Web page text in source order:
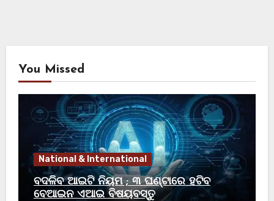
You Missed
National & International
ବଦଳିବ ଆଇଟି ନିୟମ ; ୩ ଘଣ୍ଟାରେ ହଟିବ
ବେଆଇନ ଏଆଇ ବିଷୟବସ୍ତୁ